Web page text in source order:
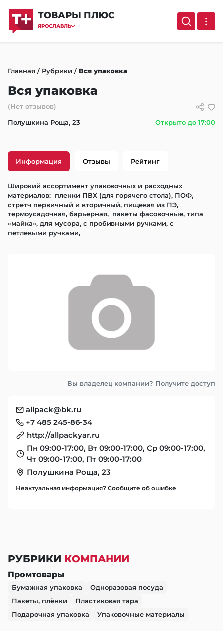
ТОВАРЫ ПЛЮС
ЯРОСЛАВЛЬ
Главная / Рубрики / Вся упаковка
Вся упаковка
(Нет отзывов)
Полушкина Роща, 23
Открыто до 17:00
Информация Отзывы Рейтинг
Широкий ассортимент упаковочных и расходных
материалов:  пленки ПВХ (для горячего стола), ПОФ,
стретч первичный и вторичный, пищевая из ПЭ,
термоусадочная, барьерная,  пакеты фасовочные, типа
«майка», для мусора, с пробивными ручками, с
петлевыми ручками,
Вы владелец компании? Получите доступ
allpack@bk.ru
+7 485 245-86-34
http://allpackyar.ru
Пн 09:00-17:00, Вт 09:00-17:00, Ср 09:00-17:00,
Чт 09:00-17:00, Пт 09:00-17:00
Полушкина Роща, 23
Неактуальная информация? Сообщите об ошибке
РУБРИКИ КОМПАНИИ
Промтовары
Бумажная упаковка
Одноразовая посуда
Пакеты, плёнки
Пластиковая тара
Подарочная упаковка
Упаковочные материалы